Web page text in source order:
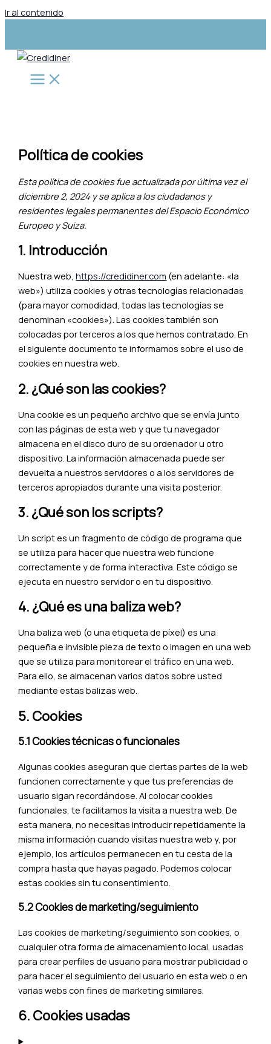
Ir al contenido
Política de cookies
Esta política de cookies fue actualizada por última vez el
diciembre 2, 2024 y se aplica a los ciudadanos y
residentes legales permanentes del Espacio Económico
Europeo y Suiza.
1. Introducción
Nuestra web,https://credidiner.com (en adelante: «la
web») utiliza cookies y otras tecnologías relacionadas
(para mayor comodidad, todas las tecnologías se
denominan «cookies»). Las cookies también son
colocadas por terceros a los que hemos contratado. En
el siguiente documento te informamos sobre el uso de
cookies en nuestra web.
2. ¿Qué son las cookies?
Una cookie es un pequeño archivo que se envía junto
con las páginas de esta web y que tu navegador
almacena en el disco duro de su ordenador u otro
dispositivo. La información almacenada puede ser
devuelta a nuestros servidores o a los servidores de
terceros apropiados durante una visita posterior.
3. ¿Qué son los scripts?
Un script es un fragmento de código de programa que
se utiliza para hacer que nuestra web funcione
correctamente y de forma interactiva. Este código se
ejecuta en nuestro servidor o en tu dispositivo.
4. ¿Qué es una baliza web?
Una baliza web (o una etiqueta de píxel) es una
pequeña e invisible pieza de texto o imagen en una web
que se utiliza para monitorear el tráfico en una web.
Para ello, se almacenan varios datos sobre usted
mediante estas balizas web.
5. Cookies
5.1 Cookies técnicas o funcionales
Algunas cookies aseguran que ciertas partes de la web
funcionen correctamente y que tus preferencias de
usuario sigan recordándose. Al colocar cookies
funcionales, te facilitamos la visita a nuestra web. De
esta manera, no necesitas introducir repetidamente la
misma información cuando visitas nuestra web y, por
ejemplo, los artículos permanecen en tu cesta de la
compra hasta que hayas pagado. Podemos colocar
estas cookies sin tu consentimiento.
5.2 Cookies de marketing/seguimiento
Las cookies de marketing/seguimiento son cookies, o
cualquier otra forma de almacenamiento local, usadas
para crear perfiles de usuario para mostrar publicidad o
para hacer el seguimiento del usuario en esta web o en
varias webs con fines de marketing similares.
6. Cookies usadas